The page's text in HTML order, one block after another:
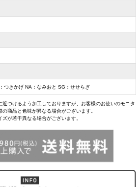
つきかげ NA：なみおと SG：せせらぎ
づけるよう加工しておりますが、お客様のお使いのモニタ
商品と色味が異なる場合がございます。
が若干異なる場合がございます。